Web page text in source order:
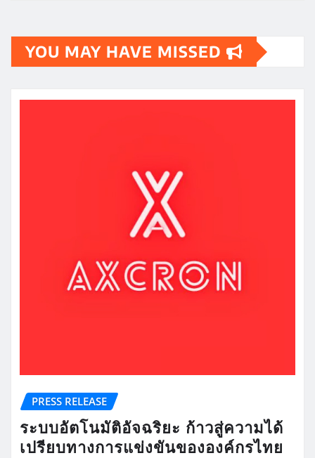
YOU MAY HAVE MISSED
PRESS RELEASE
ระบบอัตโนมัติอัจฉริยะ ก้าวสู่ความได้
เปรียบทางการแข่งขันขององค์กรไทย